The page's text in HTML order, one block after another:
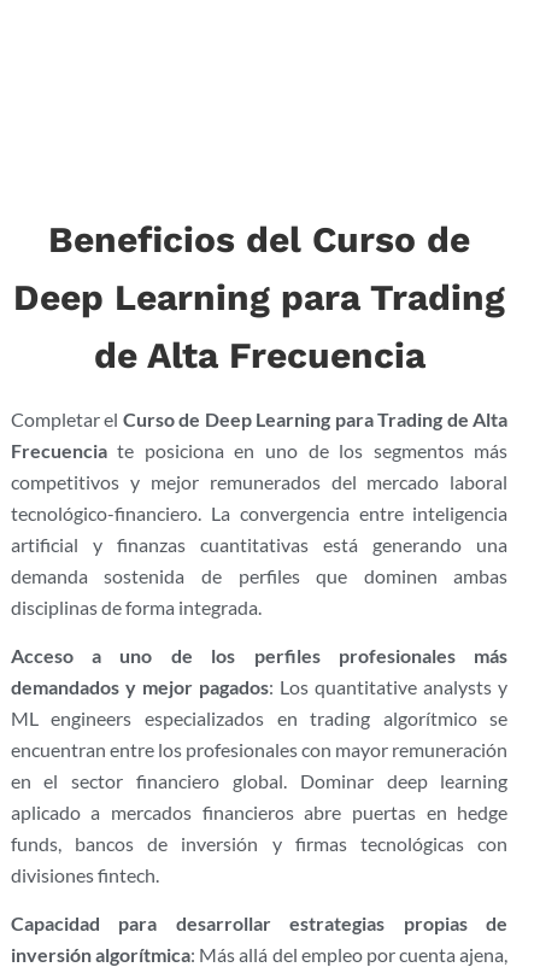
Beneficios del Curso de
Deep Learning para Trading
de Alta Frecuencia
Completar el Curso de Deep Learning para Trading de Alta
Frecuenciate posiciona en uno de los segmentos más
competitivos y mejor remunerados del mercado laboral
tecnológico-financiero. La convergencia entre inteligencia
artificial y finanzas cuantitativas está generando una
demanda sostenida de perfiles que dominen ambas
disciplinas de forma integrada.
Acceso a uno de los perfiles profesionales más
demandados y mejor pagados: Los quantitative analysts y
ML engineers especializados en trading algorítmico se
encuentran entre los profesionales con mayor remuneración
en el sector financiero global. Dominar deep learning
aplicado a mercados financieros abre puertas en hedge
funds, bancos de inversión y firmas tecnológicas con
divisiones fintech.
Capacidad para desarrollar estrategias propias de
inversión algorítmica: Más allá del empleo por cuenta ajena,